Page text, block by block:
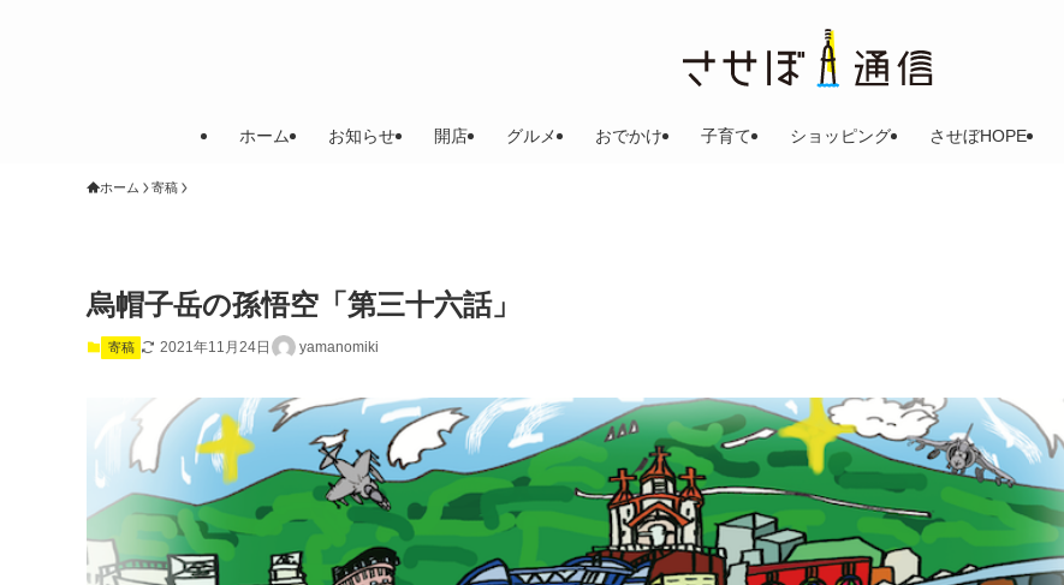
ホーム お知らせ 開店 グルメ おでかけ 子育て ショッピング させぼHOPE
ホーム 寄稿
烏帽子岳の孫悟空「第三十六話」
寄稿 2021年11月24日 yamanomiki